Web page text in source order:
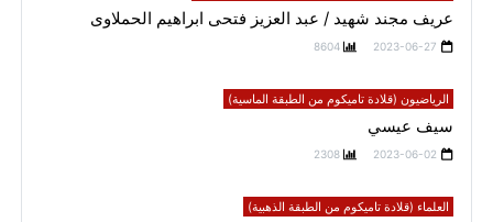
عريف مجند شهيد / عبد العزيز فتحى ابراهيم الحملاوى
2023-06-27
8604
الرياضيون (قلادة تاميكوم من الطبقة الماسية)
سيف عيسي
2023-06-02
2308
العلماء (قلادة تاميكوم من الطبقة الذهبية)